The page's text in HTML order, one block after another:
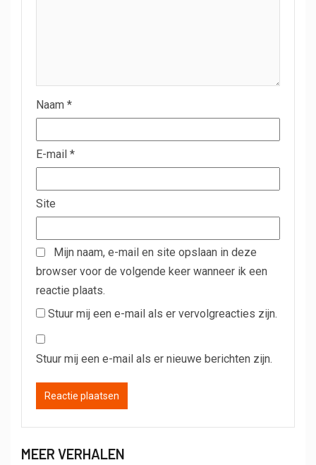
Naam *
E-mail *
Site
Mijn naam, e-mail en site opslaan in deze
browser voor de volgende keer wanneer ik een
reactie plaats.
Stuur mij een e-mail als er vervolgreacties zijn.
Stuur mij een e-mail als er nieuwe berichten zijn.
MEER VERHALEN